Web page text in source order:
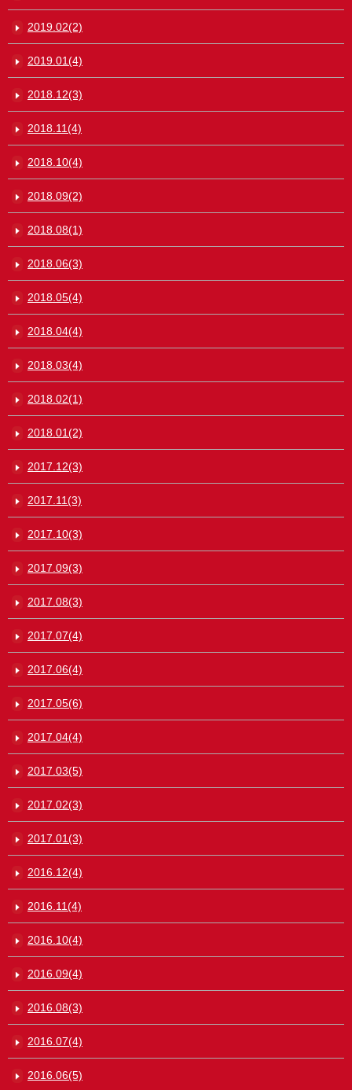
2019.02(2)
2019.01(4)
2018.12(3)
2018.11(4)
2018.10(4)
2018.09(2)
2018.08(1)
2018.06(3)
2018.05(4)
2018.04(4)
2018.03(4)
2018.02(1)
2018.01(2)
2017.12(3)
2017.11(3)
2017.10(3)
2017.09(3)
2017.08(3)
2017.07(4)
2017.06(4)
2017.05(6)
2017.04(4)
2017.03(5)
2017.02(3)
2017.01(3)
2016.12(4)
2016.11(4)
2016.10(4)
2016.09(4)
2016.08(3)
2016.07(4)
2016.06(5)